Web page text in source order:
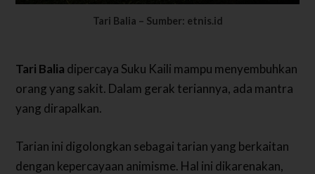
Tari Balia – Sumber: etnis.id
Tari Balia dipercaya Suku Kaili mampu menyembuhkan
orang yang sakit. Dalam gerak teriannya, ada mantra
yang dirapalkan.
Tarian ini digolongkan sebagai tarian yang berkaitan
dengan kepercayaan animisme. Hal ini dikarenakan,